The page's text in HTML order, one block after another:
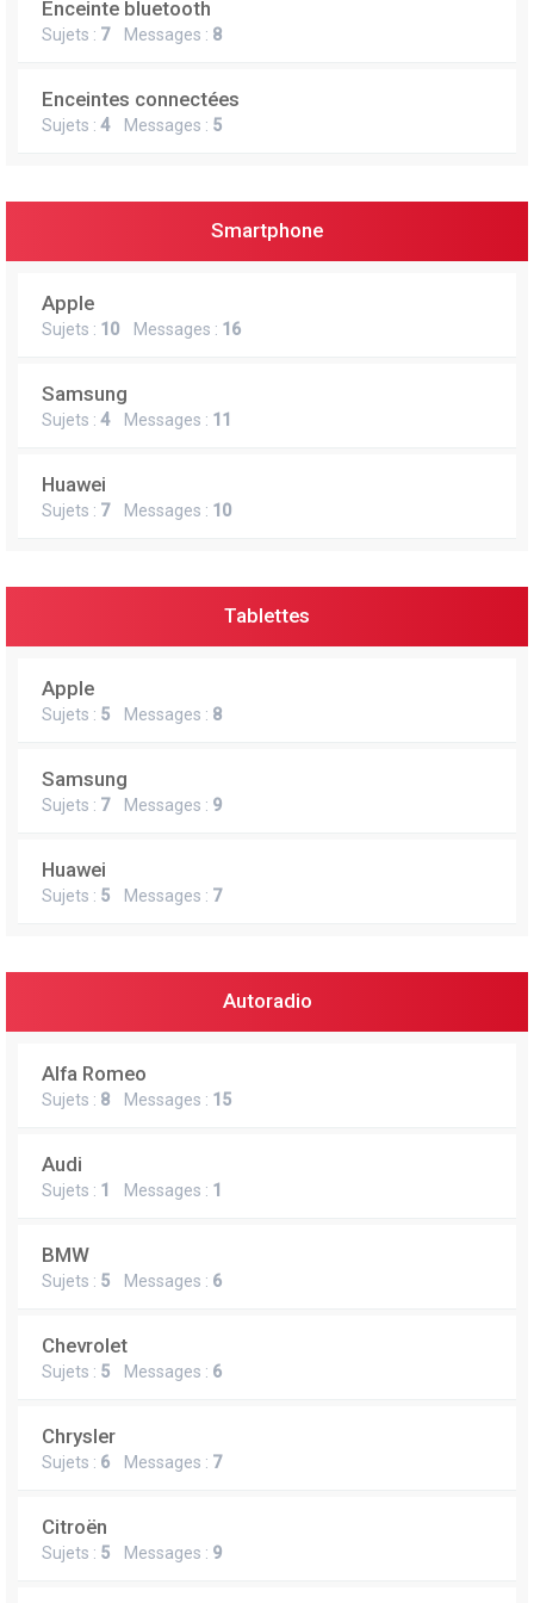
Enceinte bluetooth
Sujets : 7Messages : 8
Enceintes connectées
Sujets : 4Messages : 5
Smartphone
Apple
Sujets : 10 Messages : 16
Samsung
Sujets : 4Messages : 11
Huawei
Sujets : 7Messages : 10
Tablettes
Apple
Sujets : 5 Messages : 8
Samsung
Sujets : 7Messages : 9
Huawei
Sujets : 5 Messages : 7
Autoradio
Alfa Romeo
Sujets : 8 Messages : 15
Audi
Sujets : 1 Messages : 1
BMW
Sujets : 5 Messages : 6
Chevrolet
Sujets : 5 Messages : 6
Chrysler
Sujets : 6 Messages : 7
Citroën
Sujets : 5 Messages : 9